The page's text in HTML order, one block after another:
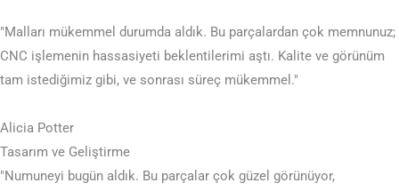
"Malları mükemmel durumda aldık. Bu parçalardan çok memnunuz;
CNC işlemenin hassasiyeti beklentilerimi aştı. Kalite ve görünüm
tam istediğimiz gibi, ve sonrası süreç mükemmel."
Alicia Potter
Tasarım ve Geliştirme
"Numuneyi bugün aldık. Bu parçalar çok güzel görünüyor,